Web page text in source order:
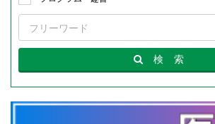
検 索